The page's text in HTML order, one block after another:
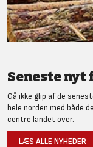
Seneste nyt
Gå ikke glip af de
hele norden med både
centre landet over.
LÆS ALLE NYHEDER